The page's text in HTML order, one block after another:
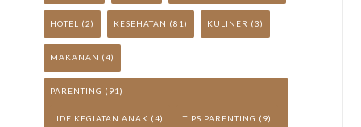
HOTEL (2) KESEHATAN (81) KULINER (3)
MAKANAN (4)
PARENTING (91)
IDE KEGIATAN ANAK (4) TIPS PARENTING (9)